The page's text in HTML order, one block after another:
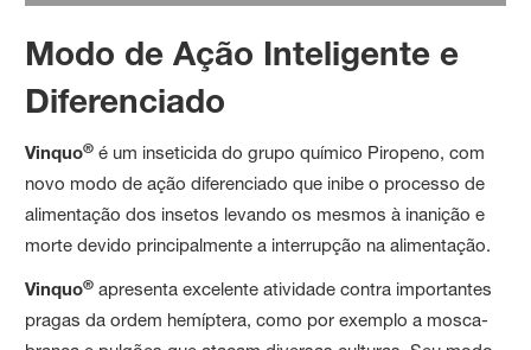
Modo de Ação Inteligente e
Diferenciado
Vinquo® é um inseticida do grupo químico Piropeno, com
novo modo de ação diferenciado que inibe o processo de
alimentação dos insetos levando os mesmos à inanição e
morte devido principalmente a interrupção na alimentação.
Vinquo® apresenta excelente atividade contra importantes
pragas da ordem hemíptera, como por exemplo a mosca-